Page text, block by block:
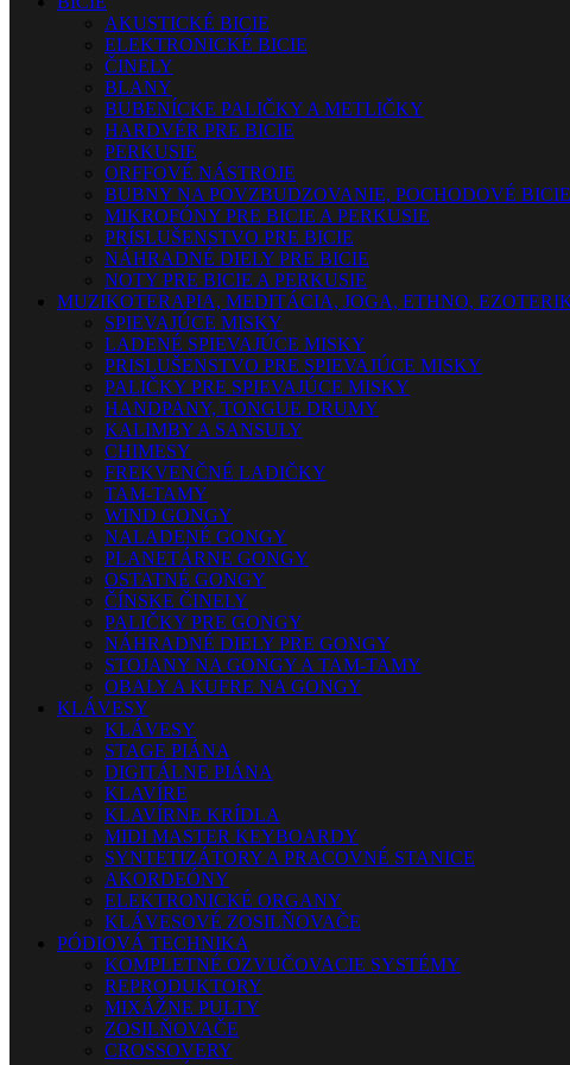
AKUSTICKÉ BICIE
ELEKTRONICKÉ BICIE
ČINELY
BLANY
BUBENÍCKE PALIČKY A METLIČKY
HARDVÉR PRE BICIE
PERKUSIE
ORFFOVÉ NÁSTROJE
BUBNY NA POVZBUDZOVANIE, POCHODOVÉ
MIKROFÓNY PRE BICIE A PERKUSIE
PRÍSLUŠENSTVO PRE BICIE
NÁHRADNÉ DIELY PRE BICIE
NOTY PRE BICIE A PERKUSIE
MUZIKOTERAPIA, MEDITÁCIA, JOGA, ETHNO,
SPIEVAJÚCE MISKY
LADENÉ SPIEVAJÚCE MISKY
PRISLUŠENSTVO PRE SPIEVAJÚCE MISKY
PALIČKY PRE SPIEVAJÚCE MISKY
HANDPANY, TONGUE DRUMY
KALIMBY A SANSULY
CHIMESY
FREKVENČNÉ LADIČKY
TAM-TAMY
WIND GONGY
NALADENÉ GONGY
PLANETÁRNE GONGY
OSTATNÉ GONGY
ČÍNSKE ČINELY
PALIČKY PRE GONGY
NÁHRADNÉ DIELY PRE GONGY
STOJANY NA GONGY A TAM-TAMY
OBALY A KUFRE NA GONGY
KLÁVESY
KLÁVESY
STAGE PIÁNA
DIGITÁLNE PIÁNA
KLAVÍRE
KLAVÍRNE KRÍDLA
MIDI MASTER KEYBOARDY
SYNTETIZÁTORY A PRACOVNÉ STANICE
AKORDEÓNY
ELEKTRONICKÉ ORGANY
KLÁVESOVÉ ZOSILŇOVAČE
PÓDIOVÁ TECHNIKA
KOMPLETNÉ OZVUČOVACIE SYSTÉMY
REPRODUKTORY
MIXÁŽNE PULTY
ZOSILŇOVAČE
CROSSOVERY